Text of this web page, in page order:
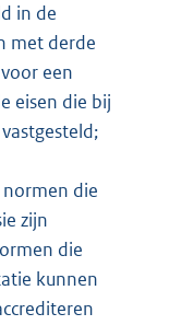
in de
met derde
een
eisen die bij
die
zijn
die
kunnen